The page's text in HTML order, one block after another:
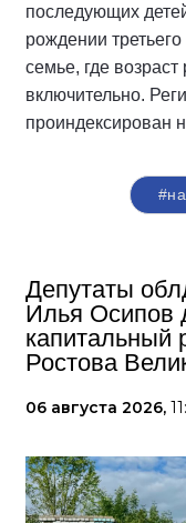
последующих
рождении
семье, где
включительно.
проиндексирован
Депутаты
Илья Осипов
капитальный
Ростова
06 августа 2026,